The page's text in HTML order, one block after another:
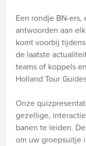
Een rondje BN-
antwoorden aan
komt voorbij
de laatste
teams of koppels
Holland Tour
Onze
gezellige,
banen te leiden.
om uw groepsuitje